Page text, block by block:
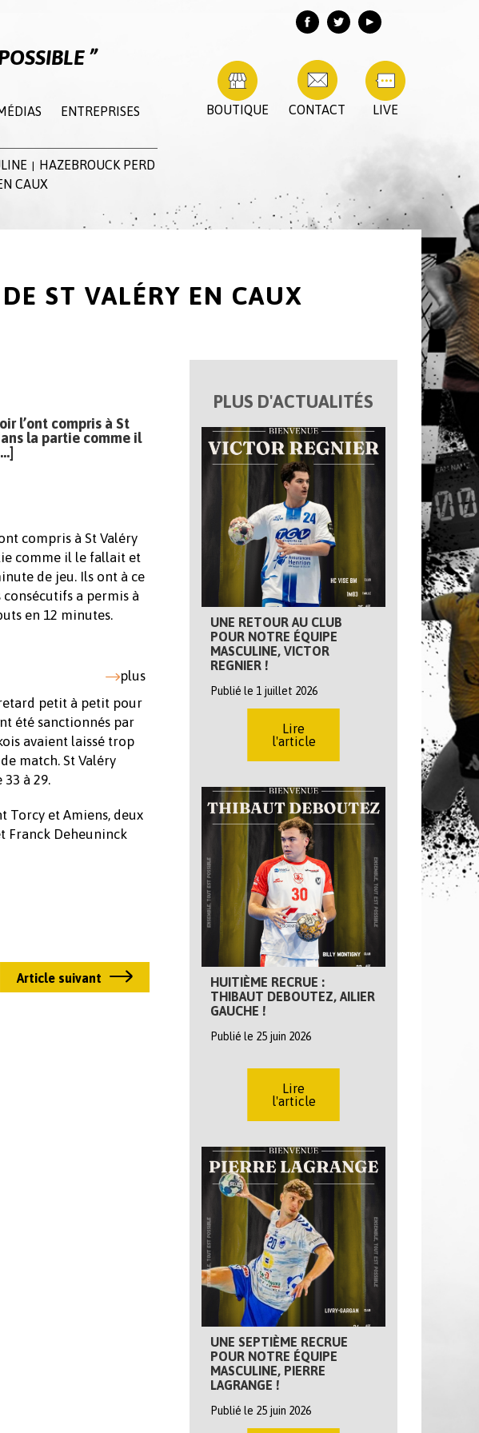
ENTREPRISES
HAZEBROUCK PERD
CAUX
LIVE
CONTACT
BOUTIQUE
ST VALÉRY EN CAUX
l’ont compris à St
la partie comme il
compris à St Valéry
comme il le fallait et
de jeu. Ils ont à ce
a permis à
en 12 minutes.
plus
retard petit à petit pour
été sanctionnés par
avaient laissé trop
match. St Valéry
à 29.
Torcy et Amiens, deux
Franck Deheuninck
Article suivant
PLUS D'ACTUALITÉS
UNE RETOUR AU CLUB
POUR NOTRE ÉQUIPE
MASCULINE, VICTOR
REGNIER !
Publié le 1 juillet 2026
Lire
l'article
HUITIÈME RECRUE :
THIBAUT DEBOUTEZ, AILIER
GAUCHE !
Publié le 25 juin 2026
Lire
l'article
UNE SEPTIÈME RECRUE
POUR NOTRE ÉQUIPE
MASCULINE, PIERRE
LAGRANGE !
Publié le 25 juin 2026